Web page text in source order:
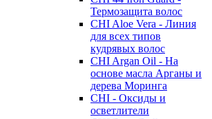
Термозащита волос
CHI Aloe Vera - Линия
для всех типов
кудрявых волос
CHI Argan Oil - На
основе масла Арганы и
дерева Моринга
CHI - Оксиды и
осветлители